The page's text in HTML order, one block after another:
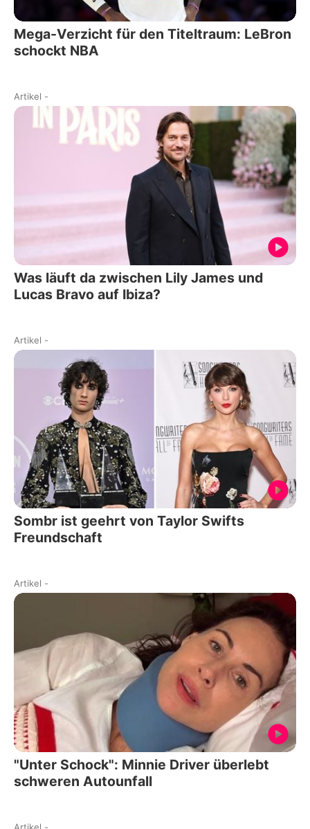
Mega-Verzicht für den Titeltraum: LeBron
schockt NBA
Artikel -
Was läuft da zwischen Lily James und
Lucas Bravo auf Ibiza?
Artikel -
Sombr ist geehrt von Taylor Swifts
Freundschaft
Artikel -
"Unter Schock": Minnie Driver überlebt
schweren Autounfall
Artikel -